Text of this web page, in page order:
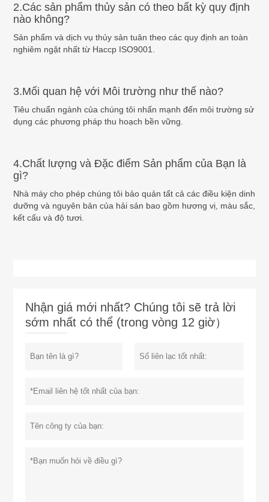
2.Các sản phẩm thủy sản có theo bất kỳ quy định
nào không?
Sản phẩm và dịch vụ thủy sản tuân theo các quy định an toàn
nghiêm ngặt nhất từ ​​Haccp ISO9001.
3.Mối quan hệ với Môi trường như thế nào?
Tiêu chuẩn ngành của chúng tôi nhấn mạnh đến môi trường sử
dụng các phương pháp thu hoạch bền vững.
4.Chất lượng và Đặc điểm Sản phẩm của Bạn là
gì?
Nhà máy cho phép chúng tôi bảo quản tất cả các điều kiện dinh
dưỡng và nguyên bản của hải sản bao gồm hương vị, màu sắc,
kết cấu và độ tươi.
Nhận giá mới nhất? Chúng tôi sẽ trả lời
sớm nhất có thể (trong vòng 12 giờ）